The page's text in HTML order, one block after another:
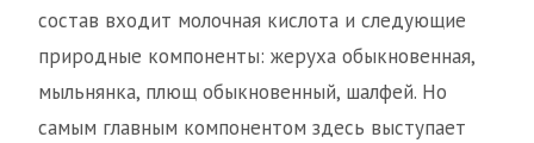
состав входит молочная кислота и следующие
природные компоненты: жеруха обыкновенная,
мыльнянка, плющ обыкновенный, шалфей. Но
самым главным компонентом здесь выступает